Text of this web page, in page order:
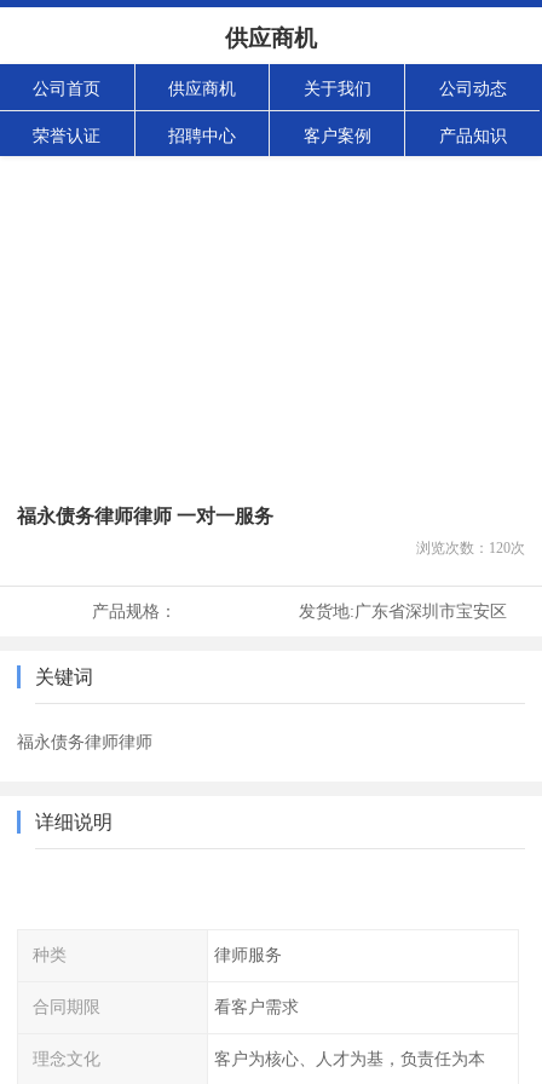
供应商机
公司首页 供应商机 关于我们 公司动态
荣誉认证 招聘中心 客户案例 产品知识
福永债务律师律师 一对一服务
浏览次数： 120次
产品规格： 发货地:广东省深圳市宝安区
关键词
福永债务律师律师
详细说明
种类 律师服务
合同期限 看客户需求
理念文化 客户为核心、人才为基，负责任为本